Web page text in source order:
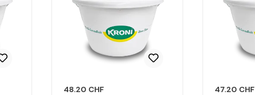
48.20 CHF 47.20 CHF